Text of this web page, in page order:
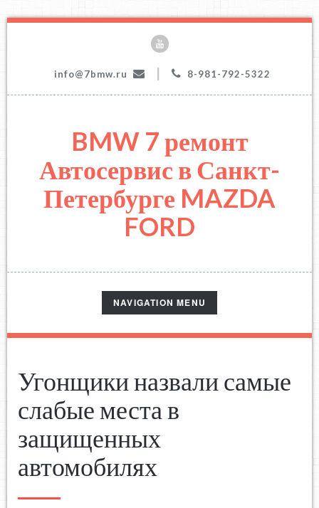
info@7bmw.ru 8-981-792-5322
BMW 7 ремонт
Автосервис в Санкт-
Петербурге MAZDA
FORD
TOGGLE
NAVIGATION
NAVIGATION MENU
Угонщики назвали самые
слабые места в
защищенных
автомобилях